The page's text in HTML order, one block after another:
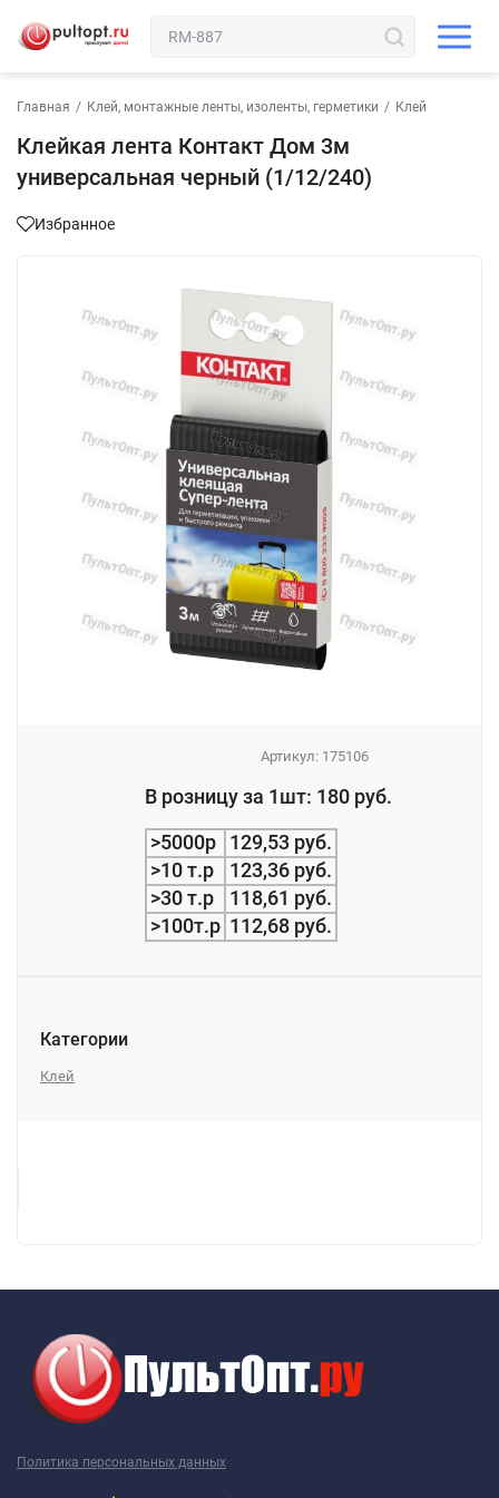
Главная / Клей, монтажные ленты, изоленты, герметики / Клей
Клейкая лента Контакт Дом 3м
универсальная черный (1/12/240)
Избранное
Артикул: 175106
В розницу за 1шт: 180 руб.
>5000р
129,53 руб.
>10 т.р
123,36 руб.
>30 т.р
118,61 руб.
>100т.р 112,68 руб.
Категории
Клей
Политика персональных данных